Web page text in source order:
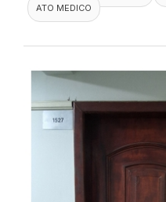
ATO MEDICO